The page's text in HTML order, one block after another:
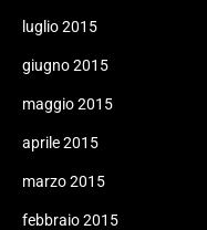
luglio 2015
giugno 2015
maggio 2015
aprile 2015
marzo 2015
febbraio 2015